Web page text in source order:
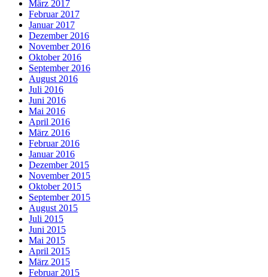
März 2017
Februar 2017
Januar 2017
Dezember 2016
November 2016
Oktober 2016
September 2016
August 2016
Juli 2016
Juni 2016
Mai 2016
April 2016
März 2016
Februar 2016
Januar 2016
Dezember 2015
November 2015
Oktober 2015
September 2015
August 2015
Juli 2015
Juni 2015
Mai 2015
April 2015
März 2015
Februar 2015